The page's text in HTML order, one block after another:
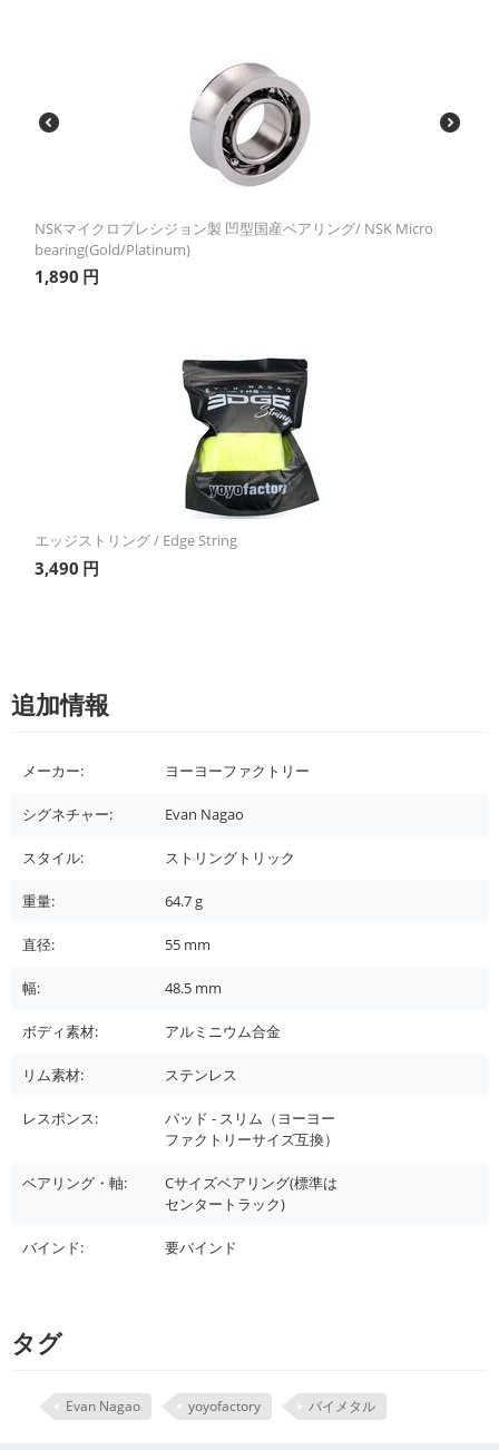
NSKマイクロプレシジョン製 凹型国産ベアリング/ NSK Micro
bearing(Gold/Platinum)
1,890 円
エッジストリング / Edge String
3,490 円
追加情報
メーカー: ヨーヨーファクトリー
シグネチャー: Evan Nagao
スタイル: ストリングトリック
重量: 64.7g
直径: 55 mm
幅: 48.5 mm
ボディ素材: アルミニウム合金
リム素材: ステンレス
レスポンス:
パッド - スリム（ヨーヨー
ファクトリーサイズ互換）
ベアリング・軸:
Cサイズベアリング(標準は
センタートラック)
バインド: 要バインド
タグ
Evan Nagao yoyofactory バイメタル